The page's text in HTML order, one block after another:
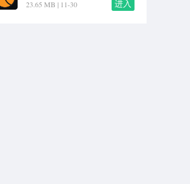
23.65 MB | 11-30 进入